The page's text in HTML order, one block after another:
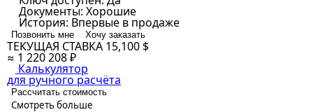
Документы: Хорошие
История: Впервые в продаже
Позвонить мне Хочу заказать
ТЕКУЩАЯ СТАВКА 15,100 $
≈ 1 220 208 ₽
Калькулятор
для ручного расчёта
Рассчитать стоимость
Смотреть больше